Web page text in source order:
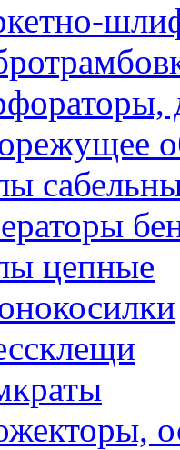
цепные